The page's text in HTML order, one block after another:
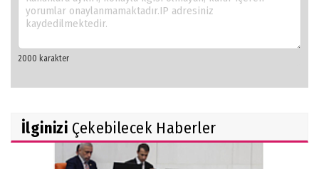
İlginizi Çekebilecek Haberler